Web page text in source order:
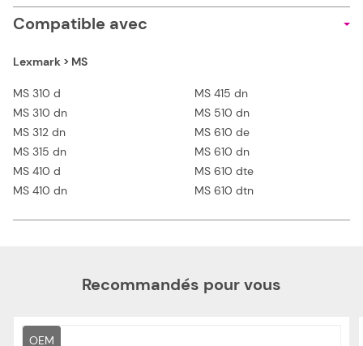
Compatible avec
Lexmark > MS
MS 310 d
MS 310 dn
MS 312 dn
MS 315 dn
MS 410 d
MS 410 dn
MS 415 dn
MS 510 dn
MS 610 de
MS 610 dn
MS 610 dte
MS 610 dtn
Recommandés pour vous
OEM